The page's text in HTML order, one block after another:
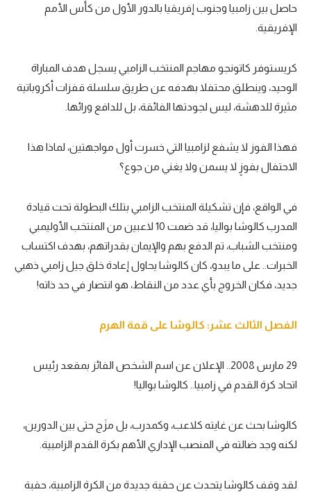
حاصل بين زامبيا وجنوب إفريقيا بالدور الأول من كأس الأمم
الإفريقية.
كريستوفر كاتونجو مهاجم المنتخب الزامبي يسجل هدف المباراة
الوحيد، وينطلق محتفلا بهدفه عن طريق سلسلة قفزات أكروباتية
مثيرة للدهشة، ليس لجودتها الفائقة، بل للدافع ورائها.
فهذا الفوز لا يشفع لزامبيا التي خسرت أول مواجهتين، لماذا هذا
الاحتفال بفوزٍ لا يسمن ولا يغني من جوع؟
في الواقع، فإن تشكيلة المنتخب الزامبي بتلك البطولة تحت قيادة
المدرب كالوشا بواليا، قد ضمت 10 لاعبين من المنتخب الأوليمبي
ومنتخب الشباب، تم الدفع بهم والإيمان بقدراتهم، بهدف اكتساب
الخبرات.. على ما يبدو، كان كالوشا يحاول إعادة خلق جيل زامبي ذهبي
جديد، فكان الخروج بأي عدد من النقاط، هو انتصار في حد ذاته!
الفصل الثالث عشر: كالوشا على قمة الهرم
29 مارس 2008.. الإعلان عن اسم الشخص الفائز بمقعد رئيس
اتحاد كرة القدم في زامبيا.. كالوشا بواليا!
كالوشا بحث عن غايته كلاعب، وكمدرب، بل مزَج حتى بين الدورين،
لكنه وجد ضالته في المنصب الإداري الأهم بكرة القدم الزامبية.
لقد وقف كالوشا يتحدث عن حقبة جديدة من الكرة الزامبية، حقبة